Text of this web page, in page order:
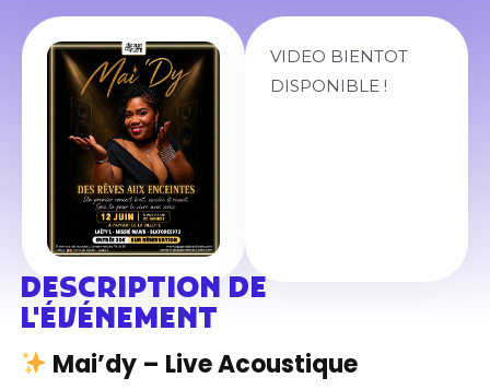
VIDEO BIENTOT
DISPONIBLE !
DESCRIPTION DE
L'ÉVÉNEMENT
Mai’dy – Live Acoustique